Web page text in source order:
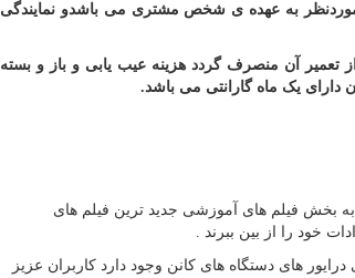
به عهده ی شخص مشتری می باشدو نمایندگی
آن منصرف گردد هزینه عیب یابی و باز و بسته
یک ماه گارانتی می باشد.
به بخش فیلم های آموزشی جدید ترین فیلم های
خود را از بین ببرند .
های دستگاه های کانن وجود دارد کاربران عزیز